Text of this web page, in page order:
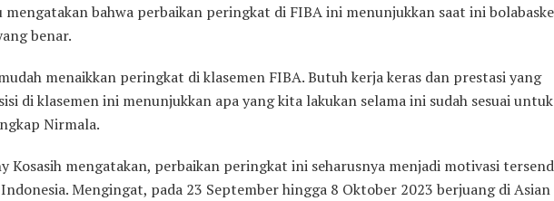
bahwa perbaikan peringkat di FIBA ini menunjukkan saat ini
benar.
menaikkan peringkat di klasemen FIBA. Butuh kerja keras dan prestasi yang
di klasemen ini menunjukkan apa yang kita lakukan selama ini sudah sesuai untuk
Nirmala.
Kosasih mengatakan, perbaikan peringkat ini seharusnya menjadi motivasi
Mengingat, pada 23 September hingga 8 Oktober 2023 berjuang di Asian